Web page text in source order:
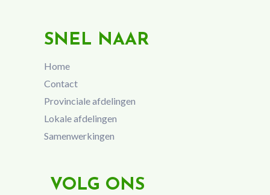
SNEL NAAR
Home
Contact
Provinciale afdelingen
Lokale afdelingen
Samenwerkingen
VOLG ONS